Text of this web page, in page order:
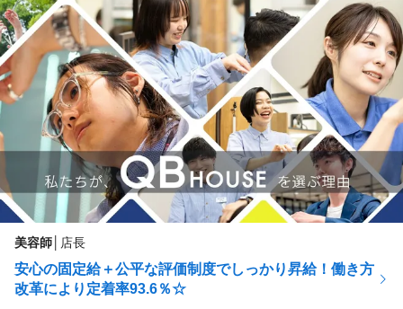
東京都世田谷区
(三軒茶屋駅 徒歩 3分)
FaSS(ファス) アトレ川崎店
神奈川県川崎市川崎区 (川崎駅 徒歩 2分)
...他
美容師 店長
安心の固定給＋公平な評価制度でしっかり昇給！働き方
改革により定着率93.6％☆